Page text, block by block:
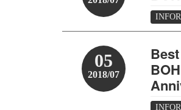
05
2018/07